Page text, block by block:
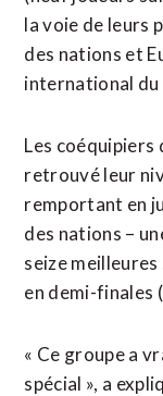
la voie de leurs
des nations et
international
Les coéquipiers
retrouvé leur
remportant en
des nations –
seize
en demi-finales
« Ce groupe a
spécial », a